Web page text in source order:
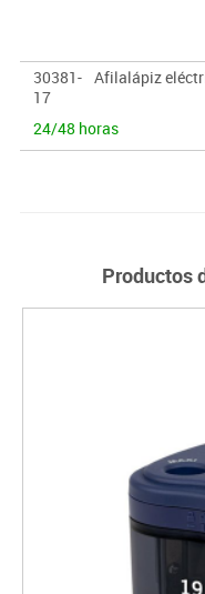
30381-
17
Afilalápiz
24/48 horas
Productos